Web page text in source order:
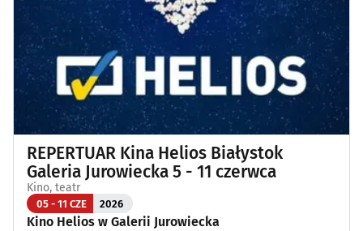
REPERTUAR Kina Helios Białystok
Galeria Jurowiecka 5 - 11 czerwca
Kino, teatr
05 - 11 CZE 2026
Kino Helios w Galerii Jurowiecka